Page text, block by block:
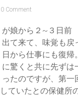
0 Comment
が娘から２~３日前
出て来て、味覚も戻
日から仕事にも復帰
に驚くと共に先ずは
ったのですが、第一
ていたとの保健所